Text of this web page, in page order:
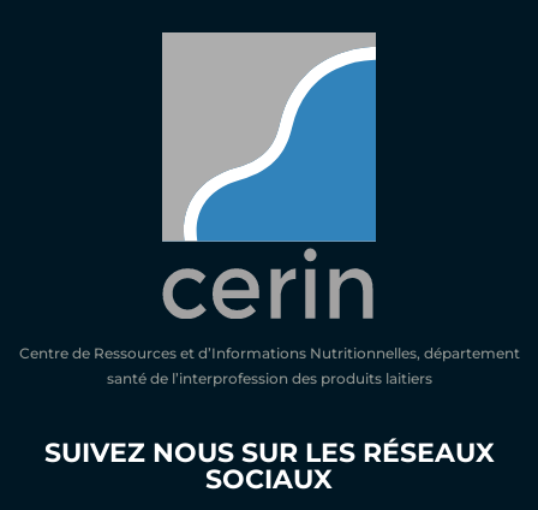
Centre de Ressources et d’Informations Nutritionnelles, département
santé de l’interprofession des produits laitiers
SUIVEZ NOUS SUR LES RÉSEAUX
SOCIAUX